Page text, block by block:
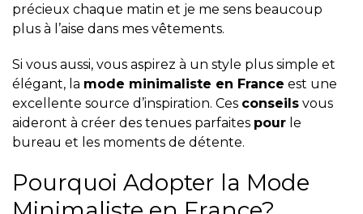
précieux chaque matin et je me sens beaucoup
plus à l’aise dans mes vêtements.
Si vous aussi, vous aspirez à un style plus simple et
élégant, la mode minimaliste en France est une
excellente source d’inspiration. Ces conseils vous
aideront à créer des tenues parfaites pour le
bureau et les moments de détente.
Pourquoi Adopter la Mode